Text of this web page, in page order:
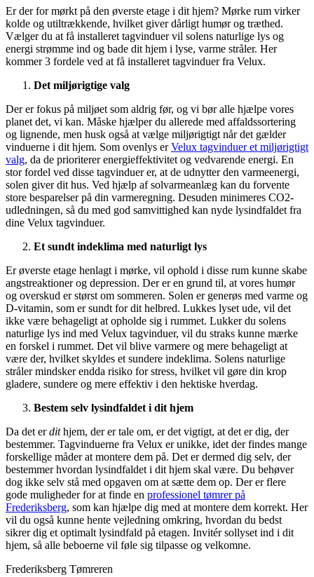
Er der for mørkt på den øverste etage i dit hjem? Mørke rum virker
kolde og utiltrækkende, hvilket giver dårligt humør og træthed.
Vælger du at få installeret tagvinduer vil solens naturlige lys og
energi strømme ind og bade dit hjem i lyse, varme stråler. Her
kommer 3 fordele ved at få installeret tagvinduer fra Velux.
Det miljørigtige valg
Der er fokus på miljøet som aldrig før, og vi bør alle hjælpe vores
planet det, vi kan. Måske hjælper du allerede med affaldssortering
og lignende, men husk også at vælge miljørigtigt når det gælder
vinduerne i dit hjem. Som ovenlys erVelux tagvinduer et miljørigtigt
valg, da de prioriterer energieffektivitet og vedvarende energi. En
stor fordel ved disse tagvinduer er, at de udnytter den varmeenergi,
solen giver dit hus. Ved hjælp af solvarmeanlæg kan du forvente
store besparelser på din varmeregning. Desuden minimeres CO2-
udledningen, så du med god samvittighed kan nyde lysindfaldet fra
dine Velux tagvinduer.
Et sundt indeklima med naturligt lys
Er øverste etage henlagt i mørke, vil ophold i disse rum kunne skabe
angstreaktioner og depression. Der er en grund til, at vores humør
og overskud er størst om sommeren. Solen er generøs med varme og
D-vitamin, som er sundt for dit helbred. Lukkes lyset ude, vil det
ikke være behageligt at opholde sig i rummet. Lukker du solens
naturlige lys ind med Velux tagvinduer, vil du straks kunne mærke
en forskel i rummet. Det vil blive varmere og mere behageligt at
være der, hvilket skyldes et sundere indeklima. Solens naturlige
stråler mindsker endda risiko for stress, hvilket vil gøre din krop
gladere, sundere og mere effektiv i den hektiske hverdag.
Bestem selv lysindfaldet i dit hjem
Da det erdithjem, der er tale om, er det vigtigt, at det er dig, der
bestemmer. Tagvinduerne fra Velux er unikke, idet der findes mange
forskellige måder at montere dem på. Det er dermed dig selv, der
bestemmer hvordan lysindfaldet i dit hjem skal være. Du behøver
dog ikke selv stå med opgaven om at sætte dem op. Der er flere
gode muligheder for at finde en professionel tømrer på
Frederiksberg, som kan hjælpe dig med at montere dem korrekt. Her
vil du også kunne hente vejledning omkring, hvordan du bedst
sikrer dig et optimalt lysindfald på etagen. Invitér sollyset ind i dit
hjem, så alle beboerne vil føle sig tilpasse og velkomne.
Frederiksberg Tømreren